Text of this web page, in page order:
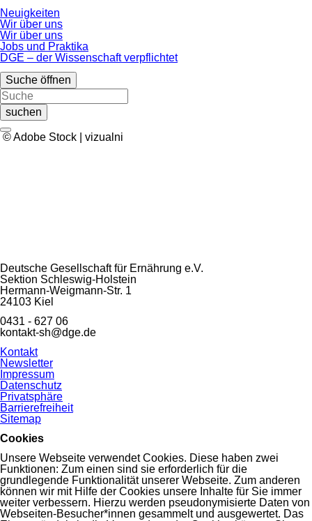
Neuigkeiten
Wir über uns
Wir über uns
Jobs und Praktika
DGE – der Wissenschaft verpflichtet
Suche öffnen
suchen
© Adobe Stock | vizualni
Deutsche Gesellschaft für Ernährung e.V.
Sektion Schleswig-Holstein
Hermann-Weigmann-Str. 1
24103 Kiel
0431 - 627 06
kontakt-sh@dge.de
Navigation
überspringen
Kontakt
Newsletter
Impressum
Datenschutz
Privatsphäre
Barrierefreiheit
Sitemap
Cookies
Unsere Webseite verwendet Cookies. Diese haben zwei
Funktionen: Zum einen sind sie erforderlich für die
grundlegende Funktionalität unserer Webseite. Zum anderen
können wir mit Hilfe der Cookies unsere Inhalte für Sie immer
weiter verbessern. Hierzu werden pseudonymisierte Daten von
Webseiten-Besucher*innen gesammelt und ausgewertet. Das